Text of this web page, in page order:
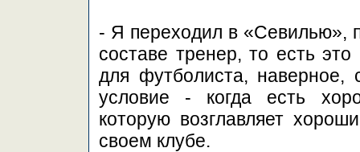
- Я переходил в «Севилью»,
составе тренер, то есть
для футболиста, наверное,
условие - когда есть
которую возглавляет
своем клубе.